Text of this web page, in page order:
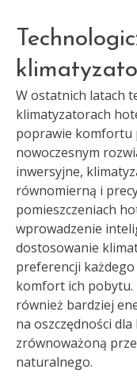
W ostatnich latach
klimatyzatorach
poprawie komfortu
nowoczesnym
inwersyjne,
równomierną i
pomieszczeniach
wprowadzenie
dostosowanie
preferencji każdego
komfort ich pobytu.
również bardziej
na oszczędności
zrównoważoną
naturalnego.